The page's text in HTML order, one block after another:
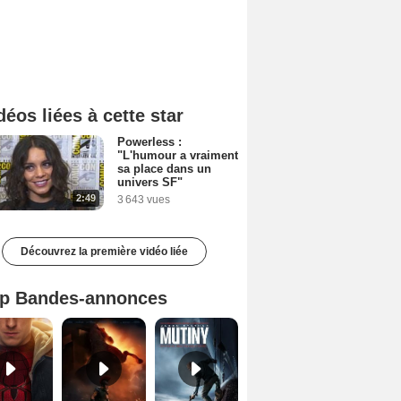
liées à cette star
2:49
Powerless :
"L'humour a vraiment
sa place dans un
univers SF"
3 643 vues
Découvrez la première vidéo liée
Bandes-annonces
Spider-Man: Brand New Day Bande-annonce VO STFR L'Odyssée Bande-annonce VO STFR